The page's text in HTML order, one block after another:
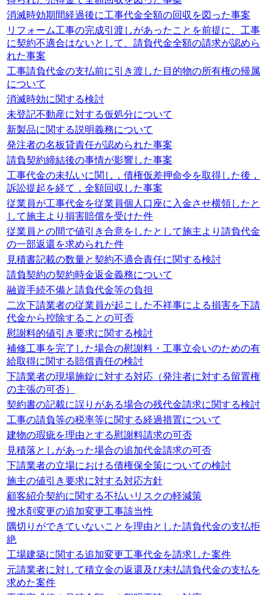
消滅時効期間経過後に工事代金全額の回収を図った事案
リフォーム工事の完成引渡しがあったことを前提に、工事
に契約不適合はないとして、請負代金全額の請求が認めら
れた事案
工事請負代金の支払前に引き渡した目的物の所有権の帰属
について
消滅時効に関する検討
未登記不動産に対する仮処分について
新製品に関する説明義務について
発注者の名板貸責任が認められた事案
請負契約締結後の事情が影響した事案
工事代金の未払いに関し，債権仮差押命令を取得した後，
訴訟提起を経て，全額回収した事案
従業員が工事代金を従業員個人口座に入金させ横領したと
して施主より損害賠償を受けた件
従業員との間で値引き合意をしたとして施主より請負代金
の一部返還を求められた件
見積書記載の数量と契約不適合責任に関する検討
請負契約の契約時金返金義務について
融資手続不備と請負代金等の負担
二次下請業者の従業員が起こした不祥事による損害を下請
代金から控除することの可否
慰謝料的値引き要求に関する検討
補修工事を完了した場合の慰謝料・工事立会いのための有
給取得に関する賠償責任の検討
下請業者の現場施錠に対する対応（発注者に対する留置権
の主張の可否）
契約書の記載に誤りがある場合の残代金請求に関する検討
工事の請負等の税率等に関する経過措置について
建物の瑕疵を理由とする慰謝料請求の可否
見積落としがあった場合の追加代金請求の可否
下請業者の立場における債権保全策についての検討
施主の値引き要求に対する対応方針
顧客紹介契約に関する不払いリスクの軽減策
撥水剤変更の追加変更工事該当性
隅切りができていないことを理由とした請負代金の支払拒
絶
工場建築に関する追加変更工事代金を請求した案件
元請業者に対して積立金の返還及び未払請負代金の支払を
求めた案件